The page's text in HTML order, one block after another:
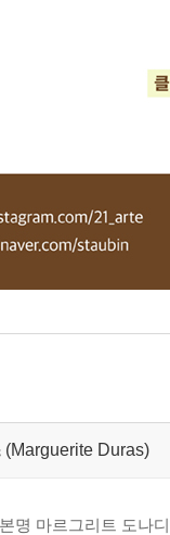
(Marguerite Duras)
본명 마르그리트 도나